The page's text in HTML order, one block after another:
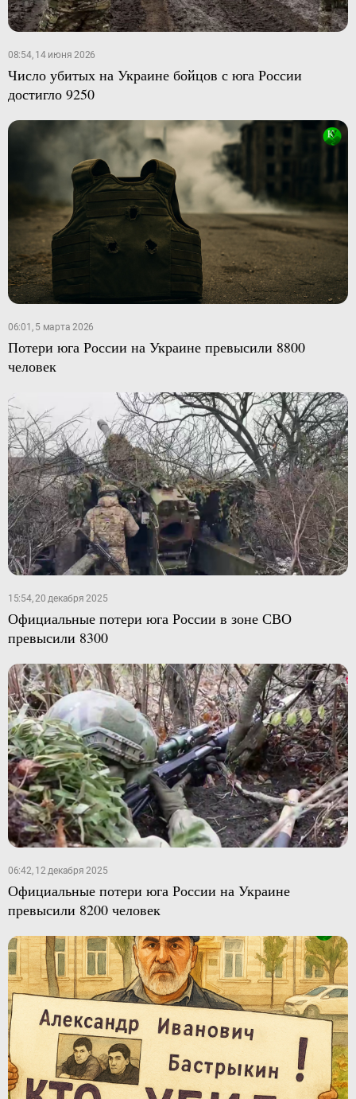
08:54, 14 июня 2026
Число убитых на Украине бойцов с юга России
достигло 9250
06:01, 5 марта 2026
Потери юга России на Украине превысили 8800
человек
15:54, 20 декабря 2025
Официальные потери юга России в зоне СВО
превысили 8300
06:42, 12 декабря 2025
Официальные потери юга России на Украине
превысили 8200 человек